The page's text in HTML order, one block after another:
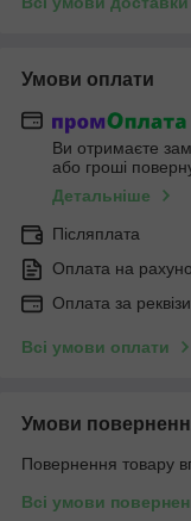
Умови оплати
Ви отримаєте
або гроші
Детальніше
Післяплата
Оплата на
Оплата за
Всі умови оплати
Умови
Повернення товару
Всі умови